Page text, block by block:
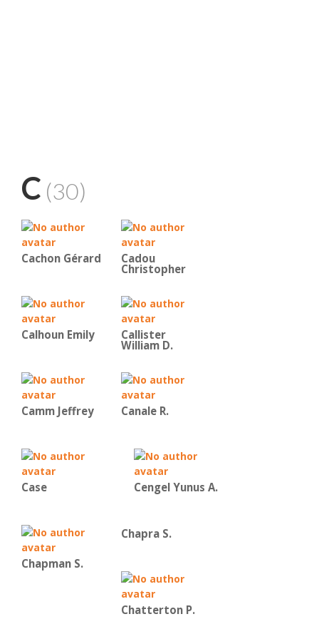
C (30)
Cachon Gérard Cadou
Christopher
Calhoun Emily Callister
William D.
Camm Jeffrey Canale R.
Case Cengel Yunus A.
Chapman S.
Chapra S.
Chatterton P.